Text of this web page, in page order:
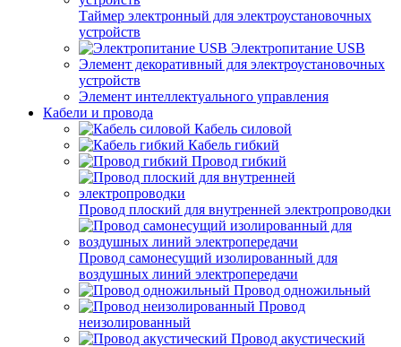
Таймер электронный для электроустановочных
устройств
Электропитание USB
Элемент декоративный для электроустановочных
устройств
Элемент интеллектуального управления
Кабели и провода
Кабель силовой
Кабель гибкий
Провод гибкий
Провод плоский для внутренней электропроводки
Провод самонесущий изолированный для
воздушных линий электропередачи
Провод одножильный
Провод
неизолированный
Провод акустический